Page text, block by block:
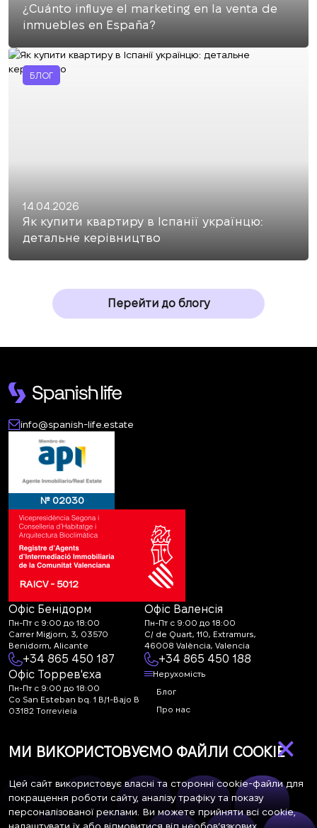
¿Cuánto influye el marketing en la venta de
inmuebles en España?
БЛОГ
14.04.2026
Як купити квартиру в Іспанії українцю:
детальне керівництво
Перейти до блогу
info@spanish-life.estate
№ 02030
RAICV - 5012
Офіс Бенідорм
Пн-Пт с 9:00 до 18:00
Carrer Migjorn, 3, 03570
Benidorm, Alicante
+34 865 450 187
Офіс Валенсія
Пн-Пт с 9:00 до 18:00
C/ de Quart, 110, Extramurs,
46008 València, Valencia
+34 865 450 188
Офіс Торрев'єха
Пн-Пт с 9:00 до 18:00
Co San Esteban bq. 1 B/1-Bajo B
03182 Torrevieja
life.estate
Нерухомість
Блог
Про нас
Контакти
Підпишіться на наші новини. Щотижнева розсилка
×
МИ ВИКОРИСТОВУЄМО ФАЙЛИ COOKIE
Цей сайт використовує власні та сторонні cookie-файли для
покращення роботи сайту, аналізу трафіку та показу
персоналізованої реклами. Ви можете прийняти всі cookie,